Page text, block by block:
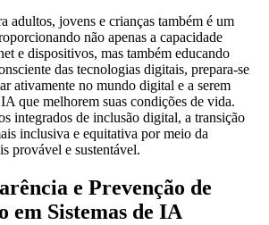
adultos, jovens e crianças também é um
não apenas a capacidade
e dispositivos, mas também educando
das tecnologias digitais, prepara-se
ativamente no mundo digital e a serem
que melhorem suas condições de vida.
integrados de inclusão digital, a transição
inclusiva e equitativa por meio da
provável e sustentável.
e Prevenção de
em Sistemas de IA